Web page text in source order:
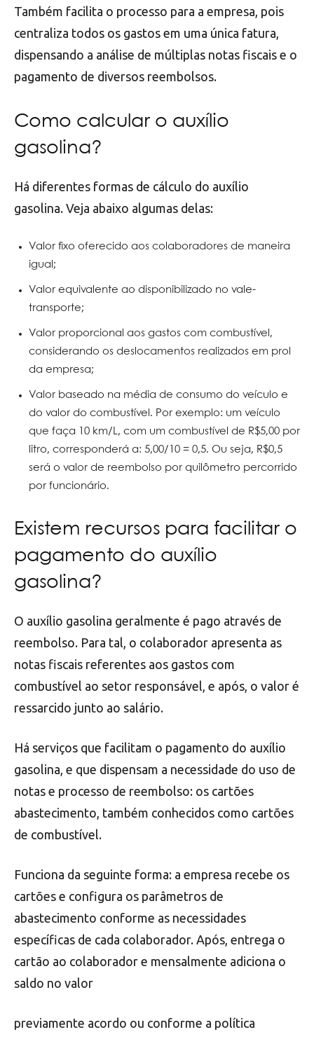
Também facilita o processo para a empresa, pois
centraliza todos os gastos em uma única fatura,
dispensando a análise de múltiplas notas fiscais e o
pagamento de diversos reembolsos.
Como calcular o auxílio
gasolina?
Há diferentes formas de cálculo do auxílio
gasolina. Veja abaixo algumas delas:
Valor fixo oferecido aos colaboradores de maneira
igual;
Valor equivalente ao disponibilizado no vale-
transporte;
Valor proporcional aos gastos com combustível,
considerando os deslocamentos realizados em prol
da empresa;
Valor baseado na média de consumo do veículo e
do valor do combustível. Por exemplo: um veículo
que faça 10 km/L, com um combustível de R$5,00 por
litro, corresponderá a: 5,00/10 = 0,5. Ou seja, R$0,5
será o valor de reembolso por quilômetro percorrido
por funcionário.
Existem recursos para facilitar o
pagamento do auxílio
gasolina?
O auxílio gasolina geralmente é pago através de
reembolso. Para tal, o colaborador apresenta as
notas fiscais referentes aos gastos com
combustível ao setor responsável, e após, o valor é
ressarcido junto ao salário.
Há serviços que facilitam o pagamento do auxílio
gasolina, e que dispensam a necessidade do uso de
notas e processo de reembolso: os cartões
abastecimento, também conhecidos como cartões
de combustível.
Funciona da seguinte forma: a empresa recebe os
cartões e configura os parâmetros de
abastecimento conforme as necessidades
específicas de cada colaborador. Após, entrega o
cartão ao colaborador e mensalmente adiciona o
saldo no valor
previamente acordo ou conforme a política